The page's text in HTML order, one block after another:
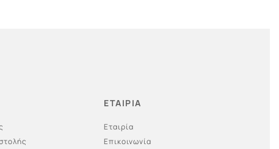
ΕΤΑΙΡΙΑ
Εταιρία
Επικοινωνία